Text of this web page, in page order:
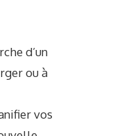
d’un
ou à
vos